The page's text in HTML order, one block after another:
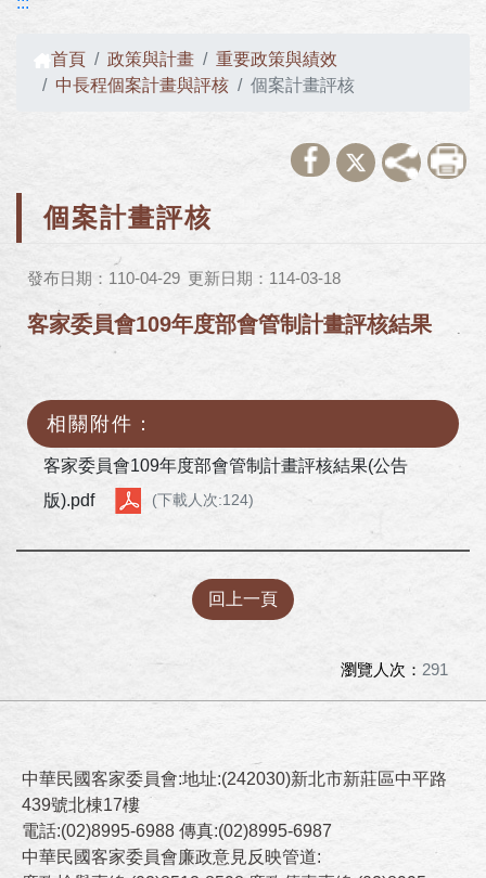
首頁 政策與計畫
重要政策與績效
中長程個案計畫與評核
個案計畫評核
個案計畫評核
發布日期：110-04-29 更新日期：114-03-18
客家委員會109年度部會管制計畫評核結果
相關附件：
客家委員會109年度部會管制計畫評核結果(公告
版).pdf
(下載人次:124)
回上一頁
瀏覽人次： 291
中華民國客家委員會:地址:(242030)新北市新莊區中平路
439號北棟17樓
電話:(02)8995-6988 傳真:(02)8995-6987
中華民國客家委員會廉政意見反映管道: